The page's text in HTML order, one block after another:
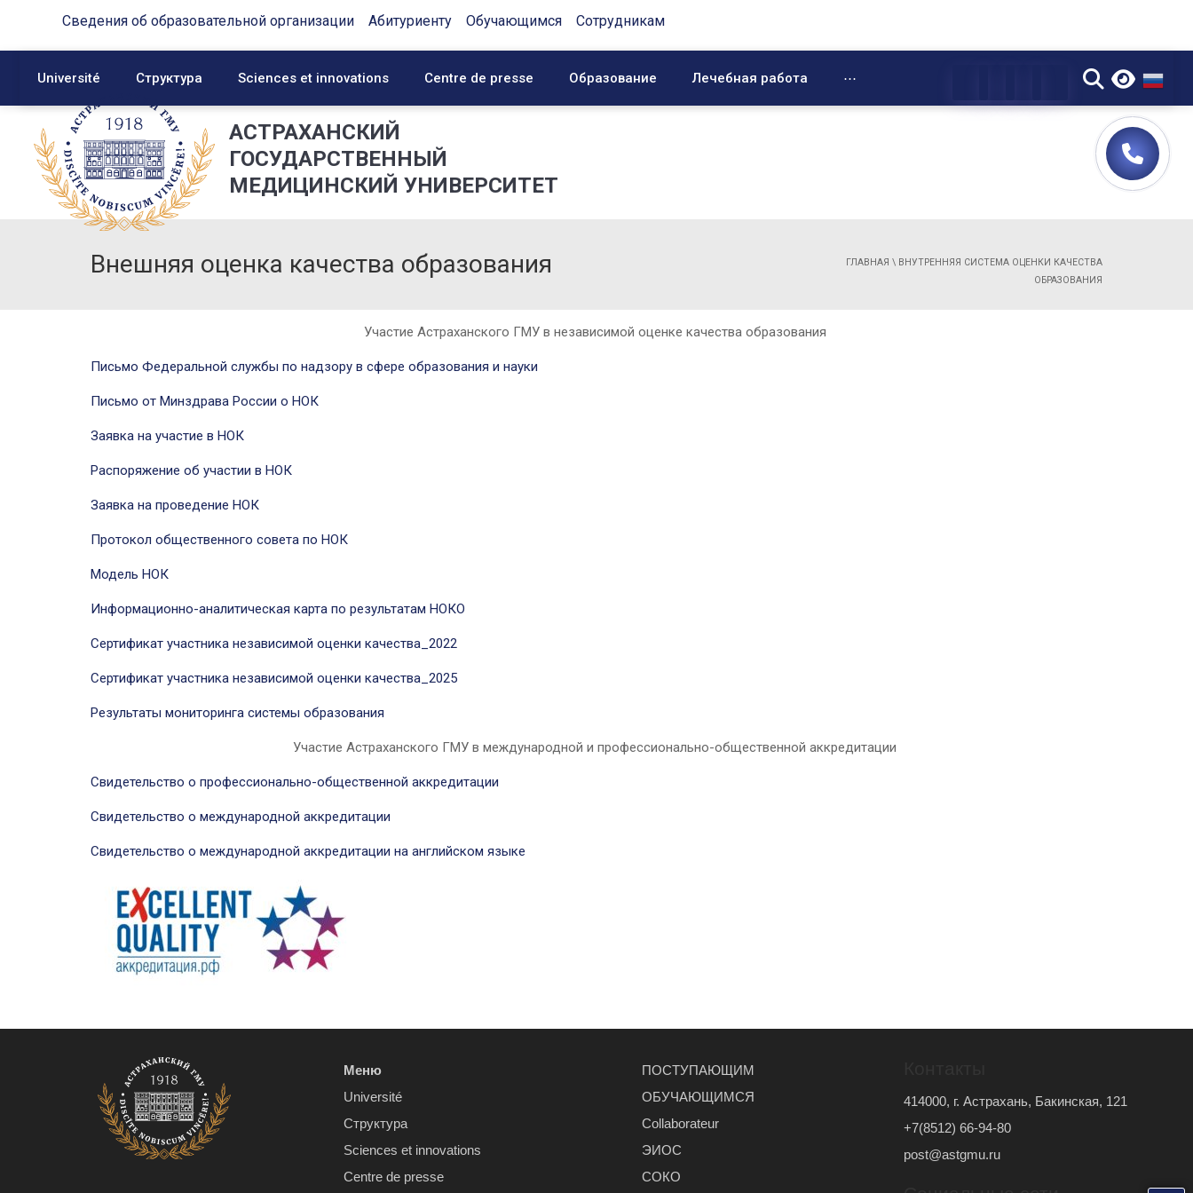
Сведения об образовательной организации Абитуриенту Обучающимся Сотрудникам
Université Структура Sciences et innovations Centre de presse Образование Лечебная работа ⋯ ▼
АСТРАХАНСКИЙ
ГОСУДАРСТВЕННЫЙ
МЕДИЦИНСКИЙ УНИВЕРСИТЕТ
Внешняя оценка качества образования ГЛАВНАЯ \ ВНУТРЕННЯЯ СИСТЕМА ОЦЕНКИ КАЧЕСТВА
ОБРАЗОВАНИЯ
Участие Астраханского ГМУ в независимой оценке качества образования
Письмо Федеральной службы по надзору в сфере образования и науки
Письмо от Минздрава России о НОК
Заявка на участие в НОК
Распоряжение об участии в НОК
Заявка на проведение НОК
Протокол общественного совета по НОК
Модель НОК
Информационно-аналитическая карта по результатам НОКО
Сертификат участника независимой оценки качества_2022
Сертификат участника независимой оценки качества_2025
Результаты мониторинга системы образования
Участие Астраханского ГМУ в международной и профессионально-общественной аккредитации
Свидетельство о профессионально-общественной аккредитации
Свидетельство о международной аккредитации
Свидетельство о международной аккредитации на английском языке
Меню
Université
Структура
Sciences et innovations
Centre de presse
ПОСТУПАЮЩИМ
ОБУЧАЮЩИМСЯ
Сollaborateur
ЭИОС
СОКО
414000, г. Астрахань, Бакинская, 121
+7(8512) 66-94-80
post@astgmu.ru